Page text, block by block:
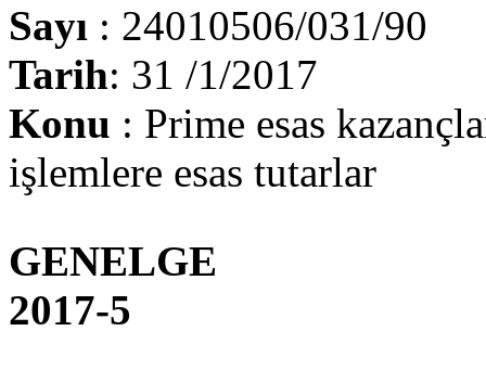
Sayı : 24010506/031/90
Tarih: 31 /1/2017
Konu : Prime esas
işlemlere esas tutarlar
GENELGE
2017-5